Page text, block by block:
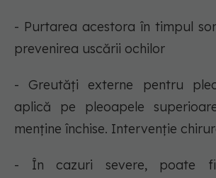
- Purtarea acestora în timpul
prevenirea uscării ochilor
- Greutăți externe pentru
aplică pe pleoapele
menține închise. Intervenție
- În cazuri severe, poate